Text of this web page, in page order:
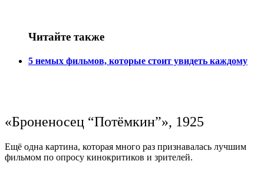
Читайте также
5 немых фильмов, которые стоит увидеть каждому
«Броненосец “Потёмкин”», 1925
Ещё одна картина, которая много раз признавалась лучшим
фильмом по опросу кинокритиков и зрителей.